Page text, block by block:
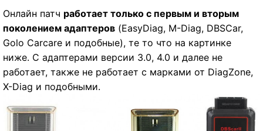
Люди
Активность
Поиск
Благодарности
Онлайн патч работает только с первым и вторым
поколением адаптеров (EasyDiag, M-Diag, DBSCar,
Golo Carcare и подобные), те то что на картинке
ниже. С адаптерами версии 3.0, 4.0 и далее не
работает, также не работает c марками от DiagZone,
X-Diag и подобными.